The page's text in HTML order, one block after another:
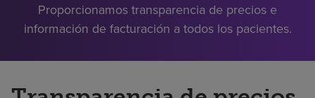
Proporcionamos transparencia de precios e
información de facturación a todos los pacientes.